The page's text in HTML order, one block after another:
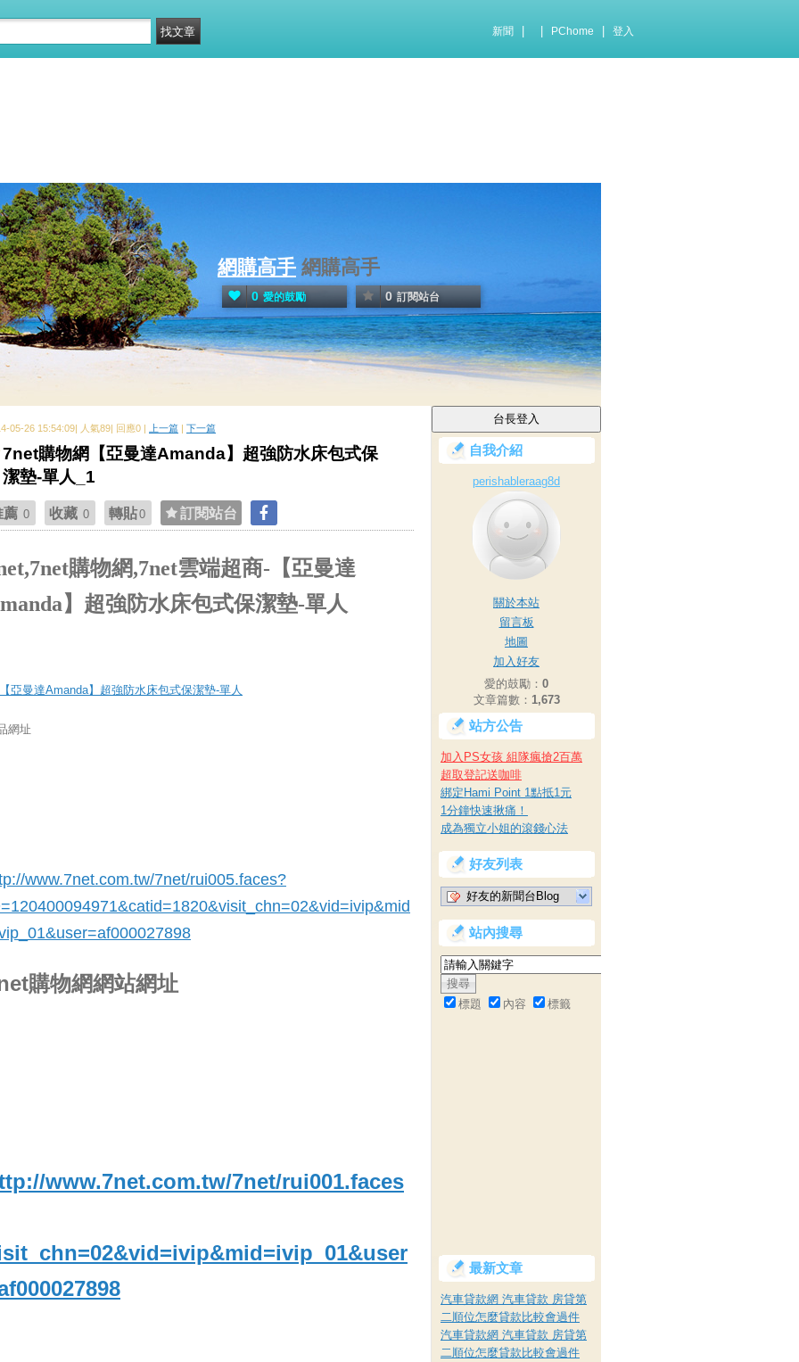
新聞 PChome 登入
網購高手 網購高手
0 愛的鼓勵 0 訂閱站台
05-26 15:54:09| 人氣89| 回應0 | 上一篇 | 下一篇
7net購物網【亞曼達Amanda】超強防水床包式保
潔墊-單人_1
薦 0 收藏 0 轉貼0 訂閱站台
購物網,7net雲端超商-【亞曼達
】超強防水床包式保潔墊-單人
網址
www.7net.com.tw/7net/rui005.faces?
&visit_chn=02&vid=ivip&mid
購物網網站網址
www.7net.com.tw/7net/rui001.faces
自我介紹
perishableraag8d
關於本站
留言板
地圖
加入好友
愛的鼓勵： 0
文章篇數： 1,673
站方公告
加入PS女孩 組隊瘋搶2百萬
超取登記送咖啡
綁定Hami Point 1點抵1元
1分鐘快速揪痛！
成為獨立小姐的滾錢心法
好友列表
好友的新聞台Blog
站內搜尋
標題 內容 標籤
最新文章
汽車貸款網 汽車貸款 房貸第
二順位怎麼貸款比較會過件
汽車貸款網 汽車貸款 房貸第
二順位怎麼貸款比較會過件